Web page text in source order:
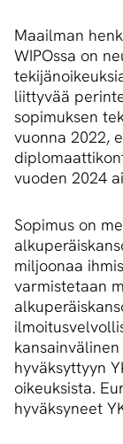
Maailman
WIPOssa on
liittyvää
sopimuksen
vuonna 2022,
vuoden 2024
Sopimus on
miljoonaa
varmistetaan
hyväksyttyyn
oikeuksista.
hyväksyneet